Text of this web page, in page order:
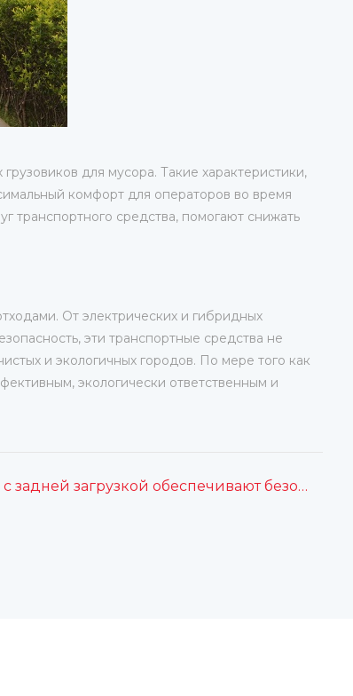
для мусора. Такие характеристики,
комфорт для операторов во время
транспортного средства, помогают снижать
От электрических и гибридных
эти транспортные средства не
и экологичных городов. По мере того как
экологически ответственным и
Как мусоровозы с задней загрузкой обеспечивают безопасность работников санитарной службы на работе